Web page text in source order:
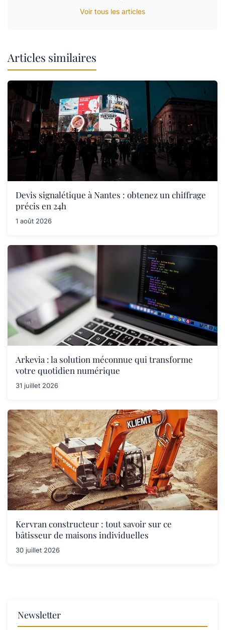
Voir tous les articles
Articles similaires
Devis signalétique à Nantes : obtenez un chiffrage
précis en 24h
1 août 2026
Arkevia : la solution méconnue qui transforme
votre quotidien numérique
31 juillet 2026
Kervran constructeur : tout savoir sur ce
bâtisseur de maisons individuelles
30 juillet 2026
Newsletter